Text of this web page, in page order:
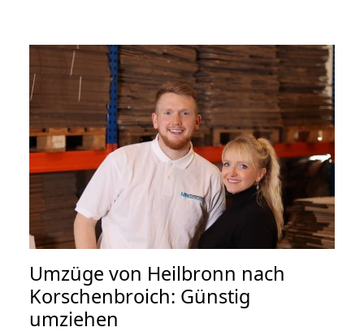
Umzüge von Heilbronn nach
Korschenbroich: Günstig
umziehen